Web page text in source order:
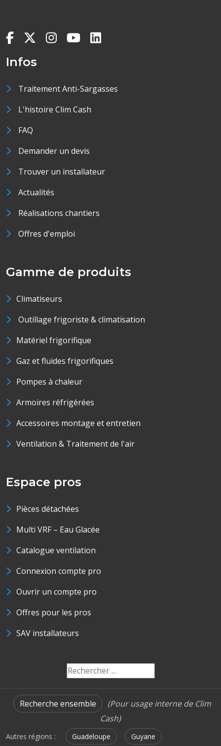
Infos
Traitement Anti-Sargasses
L'histoire Clim Cash
FAQ
Demander un devis
Trouver un installateur
Actualités
Réalisations chantiers
Offres d'emploi
Gamme de produits
Climatiseurs
Outillage frigoriste & climatisation
Matériel frigorifique
Gaz et fluides frigorifiques
Pompes à chaleur
Armoires réfrigérées
Accessoires montage et entretien
Ventilation & Traitement de l'air
Espace pros
Pièces détachées
Multi VRF – Eau Glacée
Catalogue ventilation
Connexion compte pro
Ouvrir un compte pro
Offres pour les pros
SAV installateurs
Recherche ensemble
(Pour usage interne de Clim
Cash)
Autres régions : Guadeloupe Guyane